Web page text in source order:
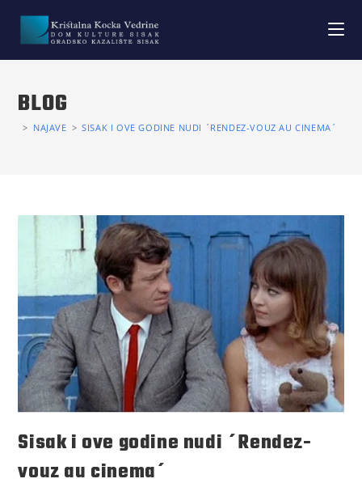
BLOG
> NAJAVE > SISAK I OVE GODINE NUDI ´RENDEZ-VOUZ AU CINEMA´
Sisak i ove godine nudi ´Rendez-
vouz au cinema´